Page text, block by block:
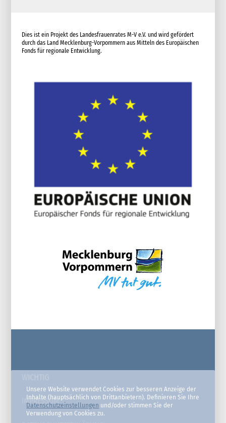
Dies ist ein Projekt des Landesfrauenrates M-V e.V. und wird gefördert
durch das Land Mecklenburg-Vorpommern aus Mitteln des Europäischen
Fonds für regionale Entwicklung.
IMPRESSUM
Unsere Website verwendet Cookies zur besseren Anzeige der
Inhalte (hauptsächlich von Drittanbietern). Definieren Sie Ihre
Datenschutzeinstellungen und/oder stimmen Sie der
Verwendung von Cookies zu.